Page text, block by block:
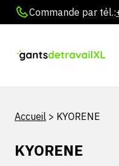
Commande par tél.:
Accueil > KYORENE
KYORENE